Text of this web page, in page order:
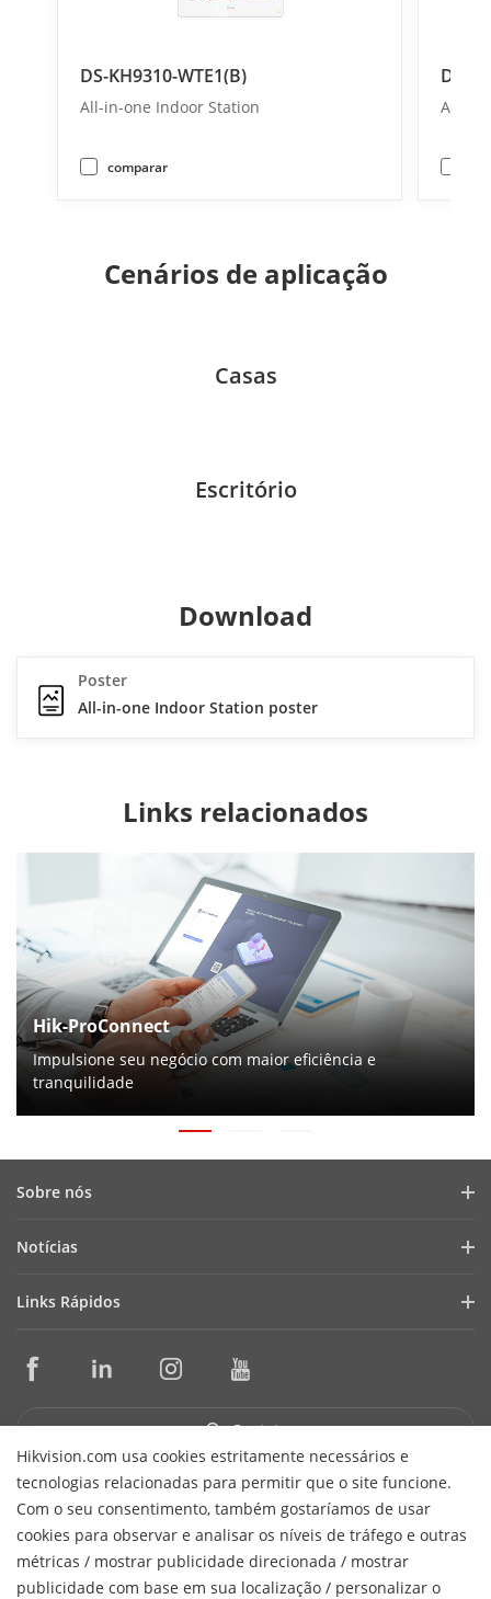
DS-KH9310-WTE1(B)
All-in-one Indoor Station
comparar
DS-
All-in-
Cenários de aplicação
Casas
Escritório
Download
Poster
All-in-one Indoor Station poster
Links relacionados
Hik-ProConnect
Impulsione seu negócio com maior eficiência e
tranquilidade
Hikvision.com usa cookies estritamente necessários e
tecnologias relacionadas para permitir que o site funcione.
Com o seu consentimento, também gostaríamos de usar
cookies para observar e analisar os níveis de tráfego e outras
métricas / mostrar publicidade direcionada / mostrar
publicidade com base em sua localização / personalizar o
Sobre nós
Cibersegurança
Sustentabilidade
Fale Conosco
Perguntas Frequentes (FAQ)
Notícias
Casos de Sucesso
Links Rápidos
Ferramentas de Instalação e Manutenção
SDKs de Integração
Garantia e Troca Expressa
Suporte Técnico
Contato
Receber Newsletter
Hikvision do Brasil Comércio de Equipamentos de Segurança
CNPJ/MF: 15.431.830/0001-40